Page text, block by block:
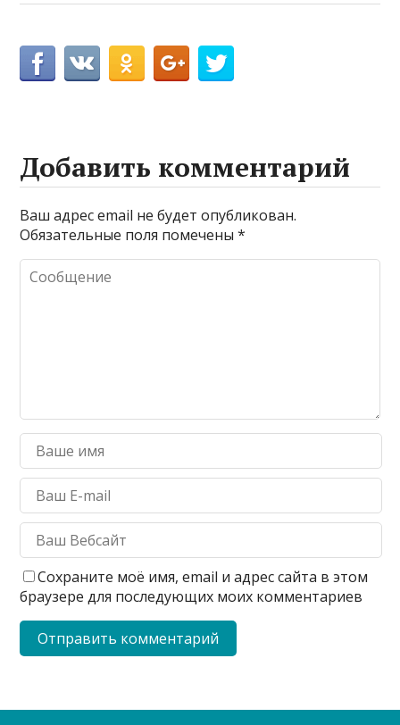
Добавить комментарий
Ваш адрес email не будет опубликован.
Обязательные поля помечены*
Сохраните моё имя, email и адрес сайта в этом
браузере для последующих моих комментариев